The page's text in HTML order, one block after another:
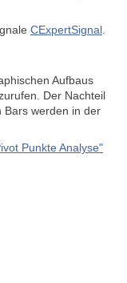
CExpertSignal
Aufbaus
Der Nachteil
Bars werden in der
Punkte Analyse"